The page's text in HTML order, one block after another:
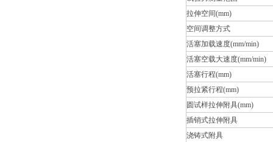
拉伸空间(mm)
空间调整方式
活塞加载速度(mm/min)
活塞空载大速度(mm/min)
活塞行程(mm)
预拉紧行程(mm)
圆试样拉伸附具(mm)
插销式拉伸附具
浇铸式附具